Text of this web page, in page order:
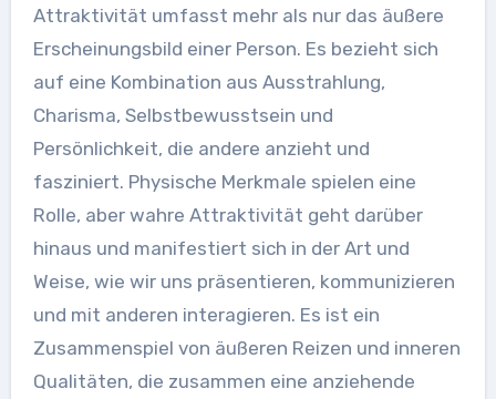
Attraktivität umfasst mehr als nur das äußere
Erscheinungsbild einer Person. Es bezieht sich
auf eine Kombination aus Ausstrahlung,
Charisma, Selbstbewusstsein und
Persönlichkeit, die andere anzieht und
fasziniert. Physische Merkmale spielen eine
Rolle, aber wahre Attraktivität geht darüber
hinaus und manifestiert sich in der Art und
Weise, wie wir uns präsentieren, kommunizieren
und mit anderen interagieren. Es ist ein
Zusammenspiel von äußeren Reizen und inneren
Qualitäten, die zusammen eine anziehende